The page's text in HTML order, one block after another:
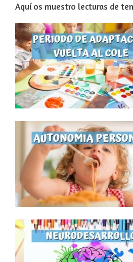
Aquí os muestro lecturas de